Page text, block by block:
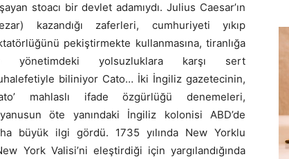
stoacı bir devlet adamıydı. Julius Caesar’ın
kazandığı zaferleri, cumhuriyeti yıkıp
pekiştirmekte kullanmasına, tiranlığa
yönetimdeki yolsuzluklara karşı sert
biliniyor Cato… İki İngiliz gazetecinin,
mahlaslı ifade özgürlüğü denemeleri,
öte yanındaki İngiliz kolonisi ABD’de
büyük ilgi gördü. 1735 yılında New Yorklu
York Valisi’ni eleştirdiği için yargılandığında